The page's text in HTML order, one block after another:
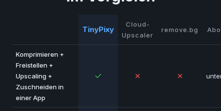
TinyPixy
Cloud-
Upscaler
remove.bg
Komprimieren +
Freistellen +
Upscaling +
Zuschneiden in
einer App
✓ ✗ ✗